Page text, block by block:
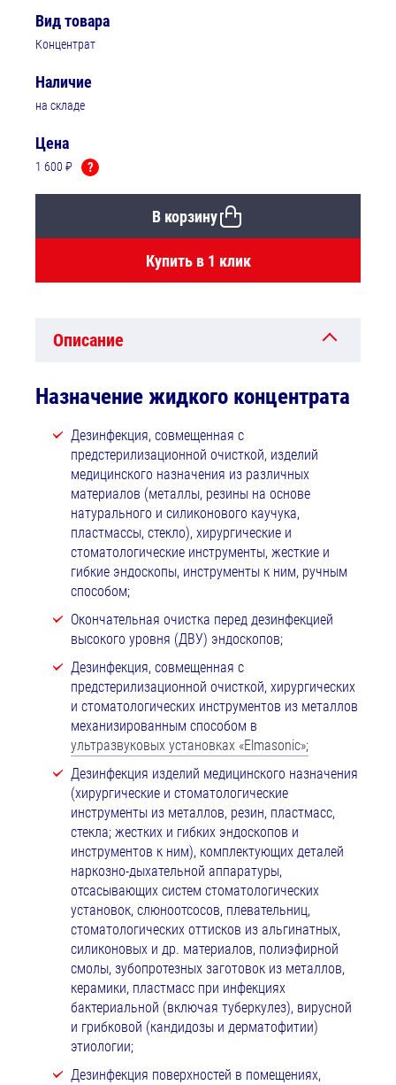
Вид товара
Концентрат
Наличие
на складе
Цена
1 600 ₽ ?
В корзину
Купить в 1 клик
Описание
Назначение жидкого концентрата
Дезинфекция, совмещенная с
предстерилизационной очисткой, изделий
медицинского назначения из различных
материалов (металлы, резины на основе
натурального и силиконового каучука,
пластмассы, стекло), хирургические и
стоматологические инструменты, жесткие и
гибкие эндоскопы, инструменты к ним, ручным
способом;
Окончательная очистка перед дезинфекцией
высокого уровня (ДВУ) эндоскопов;
Дезинфекция, совмещенная с
предстерилизационной очисткой, хирургических
и стоматологических инструментов из металлов
механизированным способом в
ультразвуковых установках «Еlmasonic»;
Дезинфекция изделий медицинского назначения
(хирургические и стоматологические
инструменты из металлов, резин, пластмасс,
стекла; жестких и гибких эндоскопов и
инструментов к ним), комплектующих деталей
наркозно-дыхательной аппаратуры,
отсасывающих систем стоматологических
установок, слюноотсосов, плевательниц,
стоматологических оттисков из альгинатных,
силиконовых и др. материалов, полиэфирной
смолы, зубопротезных заготовок из металлов,
керамики, пластмасс при инфекциях
бактериальной (включая туберкулез), вирусной
и грибковой (кандидозы и дерматофитии)
этиологии;
Дезинфекция поверхностей в помещениях,